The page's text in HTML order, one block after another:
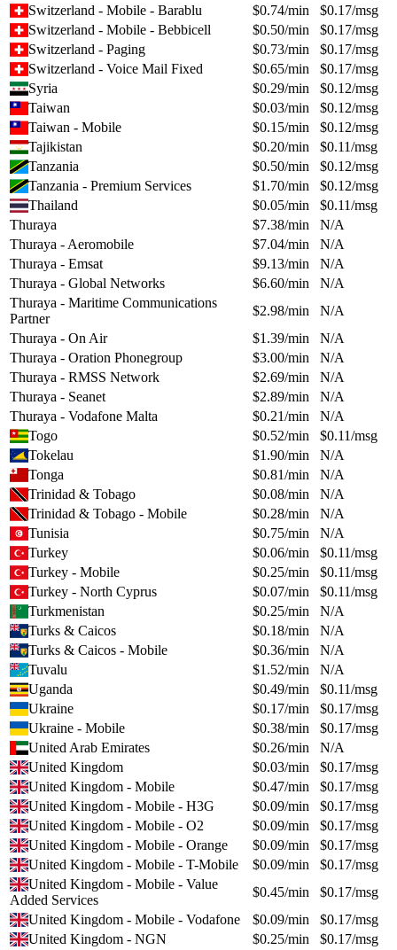
Switzerland - Mobile - Barablu
$0.74/min $0.17/msg
Switzerland - Mobile - Bebbicell
$0.50/min $0.17/msg
Switzerland - Paging
$0.73/min $0.17/msg
Switzerland - Voice Mail Fixed
$0.65/min $0.17/msg
Syria
$0.29/min $0.12/msg
Taiwan
$0.03/min $0.12/msg
Taiwan - Mobile
$0.15/min $0.12/msg
Tajikistan
$0.20/min $0.11/msg
Tanzania
$0.50/min $0.12/msg
Tanzania - Premium Services
$1.70/min $0.12/msg
Thailand
$0.05/min $0.11/msg
Thuraya
$7.38/min
N/A
Thuraya - Aeromobile
$7.04/min
N/A
Thuraya - Emsat
$9.13/min
N/A
Thuraya - Global Networks
$6.60/min
N/A
Thuraya - Maritime Communications
Partner
$2.98/min
N/A
Thuraya - On Air
$1.39/min
N/A
Thuraya - Oration Phonegroup
$3.00/min
N/A
Thuraya - RMSS Network
$2.69/min
N/A
Thuraya - Seanet
$2.89/min
N/A
Thuraya - Vodafone Malta
$0.21/min
N/A
Togo
$0.52/min $0.11/msg
Tokelau
$1.90/min
N/A
Tonga
$0.81/min
N/A
Trinidad & Tobago
$0.08/min
N/A
Trinidad & Tobago - Mobile
$0.28/min
N/A
Tunisia
$0.75/min
N/A
Turkey
$0.06/min $0.11/msg
Turkey - Mobile
$0.25/min $0.11/msg
Turkey - North Cyprus
$0.07/min $0.11/msg
Turkmenistan
$0.25/min
N/A
Turks & Caicos
$0.18/min
N/A
Turks & Caicos - Mobile
$0.36/min
N/A
Tuvalu
$1.52/min
N/A
Uganda
$0.49/min $0.11/msg
Ukraine
$0.17/min $0.17/msg
Ukraine - Mobile
$0.38/min $0.17/msg
United Arab Emirates
$0.26/min
N/A
United Kingdom
$0.03/min $0.17/msg
United Kingdom - Mobile
$0.47/min $0.17/msg
United Kingdom - Mobile - H3G
$0.09/min $0.17/msg
United Kingdom - Mobile - O2
$0.09/min $0.17/msg
United Kingdom - Mobile - Orange
$0.09/min $0.17/msg
United Kingdom - Mobile - T-Mobile
$0.09/min $0.17/msg
United Kingdom - Mobile - Value
Added Services
$0.45/min $0.17/msg
United Kingdom - Mobile - Vodafone
$0.09/min $0.17/msg
United Kingdom - NGN
$0.25/min $0.17/msg